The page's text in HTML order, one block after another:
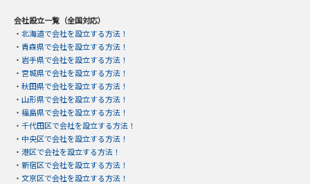
会社設立一覧（全国対応）
・ 北海道で会社を設立する方法！
・ 青森県で会社を設立する方法！
・ 岩手県で会社を設立する方法！
・ 宮城県で会社を設立する方法！
・ 秋田県で会社を設立する方法！
・ 山形県で会社を設立する方法！
・ 福島県で会社を設立する方法！
・ 千代田区で会社を設立する方法！
・ 中央区で会社を設立する方法！
・ 港区で会社を設立する方法！
・ 新宿区で会社を設立する方法！
・ 文京区で会社を設立する方法！